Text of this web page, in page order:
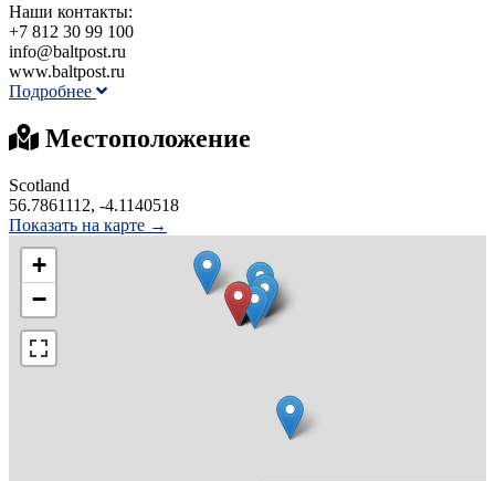
Наши контакты:
+7 812 30 99 100
info@baltpost.ru
www.baltpost.ru
Подробнее
Местоположение
Scotland
56.7861112, -4.1140518
Показать на карте →
+
−